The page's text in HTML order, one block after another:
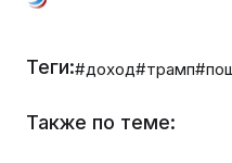
Теги:#доход#трамп
Также по теме: